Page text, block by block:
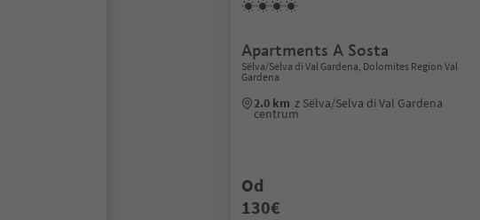
Apartments A Sosta
Sëlva/Selva di Val Gardena, Dolomites Region Val
Gardena
2.0 km z Sëlva/Selva di Val Gardena
centrum
Od
130€